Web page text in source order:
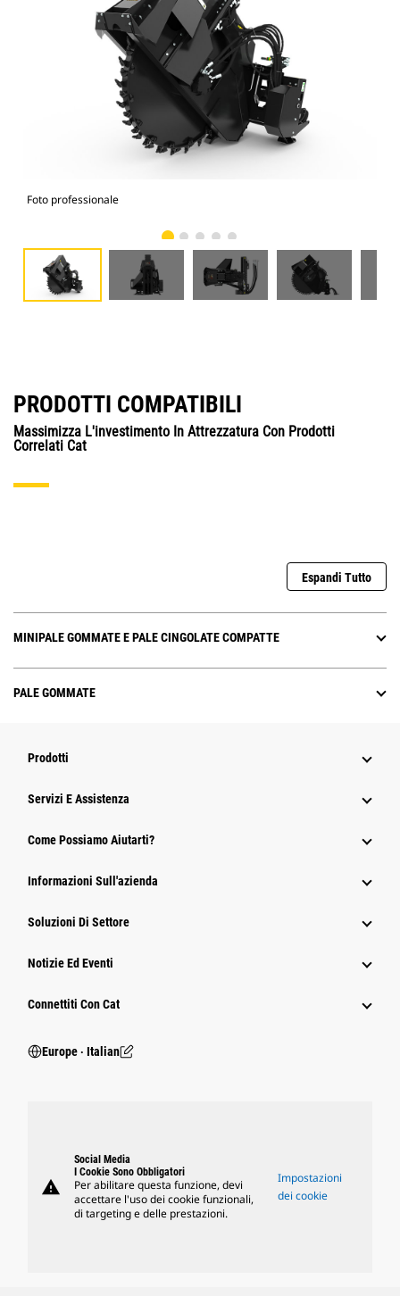
Foto professionale
PRODOTTI COMPATIBILI
Massimizza L'investimento In Attrezzatura Con Prodotti
Correlati Cat
Espandi Tutto
MINIPALE GOMMATE E PALE CINGOLATE COMPATTE
PALE GOMMATE
Prodotti
Servizi E Assistenza
Come Possiamo Aiutarti?
Informazioni Sull'azienda
Soluzioni Di Settore
Notizie Ed Eventi
Connettiti Con Cat
Europe ‧ Italian
warning
Social Media
I Cookie Sono Obbligatori
Per abilitare questa funzione, devi
accettare l'uso dei cookie funzionali,
di targeting e delle prestazioni.
Impostazioni
dei cookie